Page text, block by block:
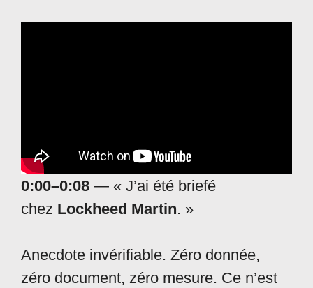
0:00–0:08 — « J’ai été briefé
chez Lockheed Martin. »
Anecdote invérifiable. Zéro donnée,
zéro document, zéro mesure. Ce n’est